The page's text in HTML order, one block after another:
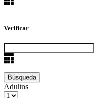
Verificar
Adultos